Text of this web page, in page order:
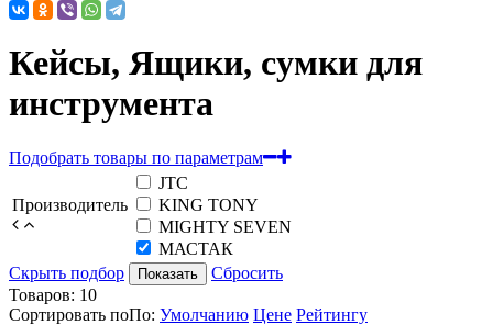
Кейсы, Ящики, сумки для
инструмента
Подобрать товары по параметрам
Производитель
JTC
KING TONY
MIGHTY SEVEN
МАСТАК
Скрыть подбор
Показать
Сбросить
Товаров: 10
Сортировать поПо: Умолчанию Цене Рейтингу